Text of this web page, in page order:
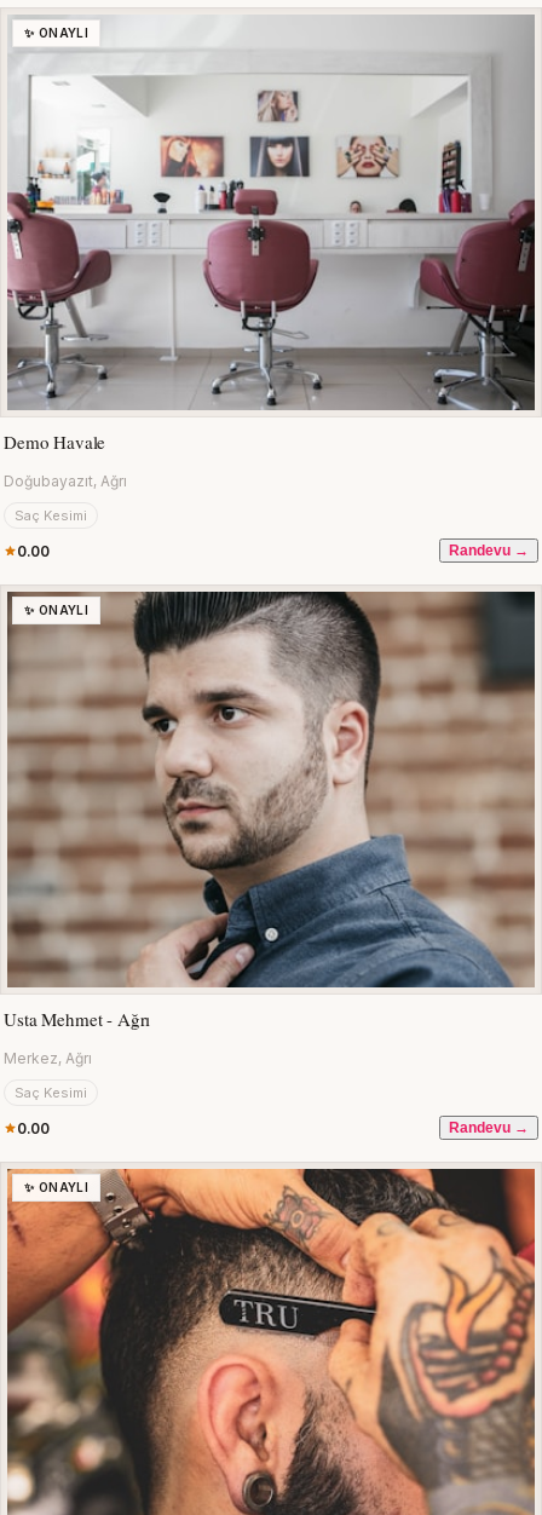
✨ ONAYLI
Demo Havale
Doğubayazıt, Ağrı
Saç Kesimi
0.00 Randevu →
✨ ONAYLI
Usta Mehmet - Ağrı
Merkez, Ağrı
Saç Kesimi
0.00 Randevu →
✨ ONAYLI